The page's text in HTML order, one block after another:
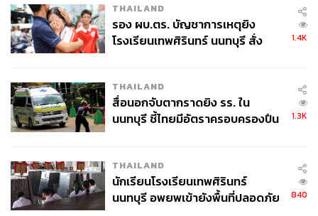
THAILAND
รอง ผบ.ตร. บัญชาการเหตุยิง
โรงเรียนเทพศิรินทร์ นนทบุรี สั่ง
1.4K
THAILAND
สื่อนอกจับตากราดยิง รร. ใน
นนทบุรี ชี้ไทยมีอัตราครอบครองปืน
1.3K
THAILAND
นักเรียนโรงเรียนเทพศิรินทร์
นนทบุรี อพยพเข้ายังพื้นที่ปลอดภัย
840